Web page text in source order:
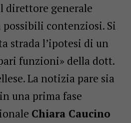
direttore generale
possibili contenziosi. Si
strada l’ipotesi di un
funzioni» della dott.
La notizia pare sia
una prima fase
Chiara Caucino